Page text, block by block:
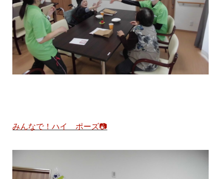
みんなで！ハイ ポーズ📷